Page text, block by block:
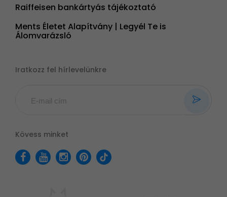
Raiffeisen bankártyás tájékoztató
Ments Életet Alapítvány | Legyél Te is
Álomvarázsló
Iratkozz fel hírlevelünkre
Kövess minket